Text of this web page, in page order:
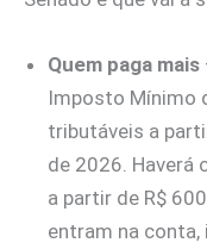
Quem paga mais
Imposto Mínimo
tributáveis a
de 2026. Haverá
a partir de R$
entram na conta,